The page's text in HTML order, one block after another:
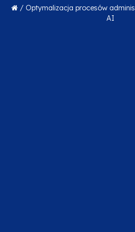
/ Optymalizacja procesów
AI